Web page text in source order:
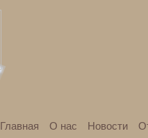
Главная О нас Новости